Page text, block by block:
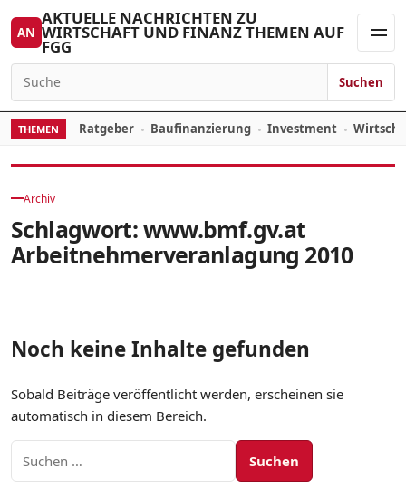
Zum Inhalt springen
AN
AKTUELLE NACHRICHTEN ZU
WIRTSCHAFT UND FINANZ THEMEN AUF
FGG
Suchen nach:
Suchen
THEMEN Ratgeber Baufinanzierung Investment
Archiv
Schlagwort:www.bmf.gv.at
Arbeitnehmerveranlagung 2010
Noch keine Inhalte gefunden
Sobald Beiträge veröffentlicht werden, erscheinen sie
automatisch in diesem Bereich.